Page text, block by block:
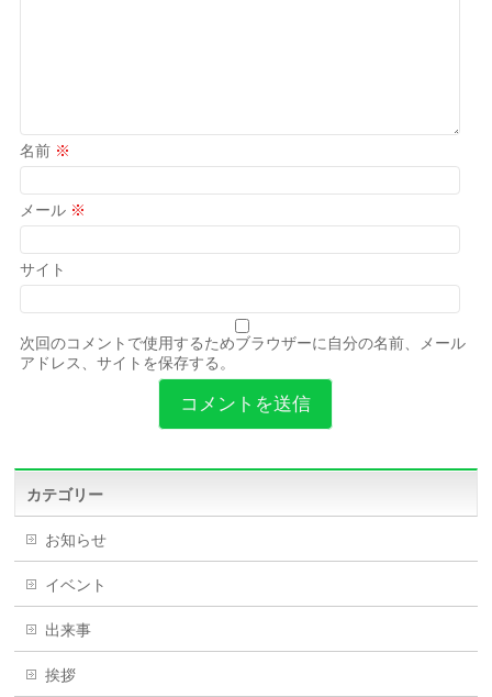
名前 ※
メール ※
サイト
次回のコメントで使用するためブラウザーに自分の名前、メール
アドレス、サイトを保存する。
カテゴリー
お知らせ
イベント
出来事
挨拶